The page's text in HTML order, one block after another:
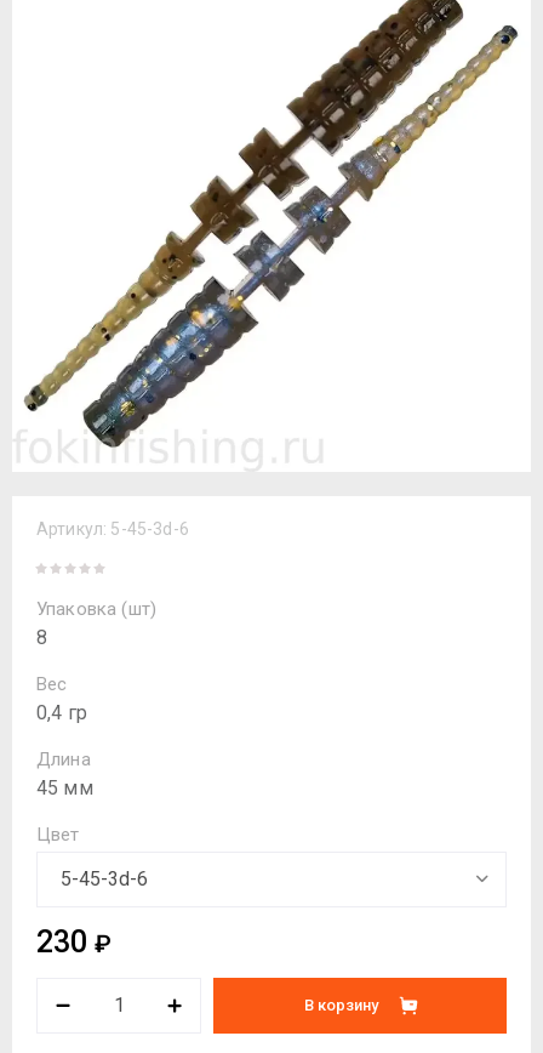
Артикул: 5-45-3d-6
Упаковка (шт)
8
Вес
0,4 гр
Длина
45 мм
Цвет
230 ₽
В корзину